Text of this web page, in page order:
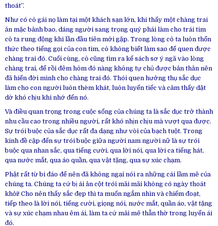
thoát”.
Như có cô gái nọ làm tại một khách sạn lớn, khi thấy một chàng trai
ăn mặc bảnh bao, dáng người sang trọng quý phái làm cho trái tim
cô ta rung động khi lần đầu tiên mới gặp. Trong lòng cô ta luôn thổn
thức theo tiếng gọi của con tim, cô không biết làm sao để quen được
chàng trai đó. Cuối cùng, cô cũng tìm ra kế sách sơ ý ngã vào lòng
chàng trai, để rồi đêm hôm đó nàng không tự chủ được bản thân nên
đã hiến đời mình cho chàng trai đó. Thói quen hưởng thụ sắc dục
làm cho con người luôn thèm khát, luôn luyến tiếc và cảm thấy dật
dờ khó chịu khi nhớ đến nó.
Và điều quan trọng trong cuộc sống của chúng ta là sắc dục trở thành
nhu cầu cao trong nhiều người, rất khó nhịn chịu mà vượt qua được.
Sự trói buộc của sắc dục rất đa dạng như vòi của bạch tuột. Trong
kinh đề cập đến sự trói buộc giữa người nam người nữ là sự trói
buộc qua nhan sắc, qua tiếng cười, qua lời nói, qua lời ca tiếng hát,
qua nước mắt, qua áo quần, qua vật tặng, qua sự xúc chạm.
Phật rất từ bi đáo để nên đã không ngại nói ra những cái lầm mê của
chúng ta. Chúng ta cứ bị ái ân cột trói mãi mãi không có ngày thoát
khỏi! Cho nên thấy sắc đẹp thì ta muốn ngắm nhìn và chiếm đoạt,
tiếp theo là lời nói, tiếng cười, giọng nói, nước mắt, quần áo, vật tặng
và sự xúc chạm nhau êm ái, làm ta cứ mải mê thẫn thờ trong luyến ái
đó.